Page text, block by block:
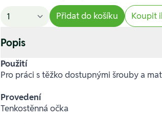
Přidat do košíku Koupit
Popis
Použití
Pro práci s těžko dostupnými šrouby a
Provedení
Tenkostěnná očka